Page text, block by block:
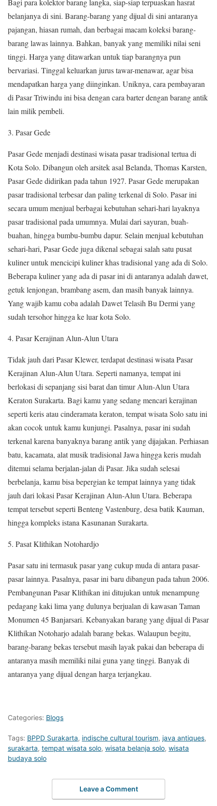
Bagi para kolektor barang langka, siap-siap terpuaskan hasrat
belanjanya di sini. Barang-barang yang dijual di sini antaranya
pajangan, hiasan rumah, dan berbagai macam koleksi barang-
barang lawas lainnya. Bahkan, banyak yang memiliki nilai seni
tinggi. Harga yang ditawarkan untuk tiap barangnya pun
bervariasi. Tinggal keluarkan jurus tawar-menawar, agar bisa
mendapatkan harga yang diinginkan. Uniknya, cara pembayaran
di Pasar Triwindu ini bisa dengan cara barter dengan barang antik
lain milik pembeli.
Pasar Gede
Pasar Gede menjadi destinasi wisata pasar tradisional tertua di
Kota Solo. Dibangun oleh arsitek asal Belanda, Thomas Karsten,
Pasar Gede didirikan pada tahun 1927. Pasar Gede merupakan
pasar tradisional terbesar dan paling terkenal di Solo. Pasar ini
secara umum menjual berbagai kebutuhan sehari-hari layaknya
pasar tradisional pada umumnya. Mulai dari sayuran, buah-
buahan, hingga bumbu-bumbu dapur. Selain menjual kebutuhan
sehari-hari, Pasar Gede juga dikenal sebagai salah satu pusat
kuliner untuk mencicipi kuliner khas tradisional yang ada di Solo.
Beberapa kuliner yang ada di pasar ini di antaranya adalah dawet,
getuk lenjongan, brambang asem, dan masih banyak lainnya.
Yang wajib kamu coba adalah Dawet Telasih Bu Dermi yang
sudah tersohor hingga ke luar kota Solo.
Pasar Kerajinan Alun-Alun Utara
Tidak jauh dari Pasar Klewer, terdapat destinasi wisata Pasar
Kerajinan Alun-Alun Utara. Seperti namanya, tempat ini
berlokasi di sepanjang sisi barat dan timur Alun-Alun Utara
Keraton Surakarta. Bagi kamu yang sedang mencari kerajinan
seperti keris atau cinderamata keraton, tempat wisata Solo satu ini
akan cocok untuk kamu kunjungi. Pasalnya, pasar ini sudah
terkenal karena banyaknya barang antik yang dijajakan. Perhiasan
batu, kacamata, alat musik tradisional Jawa hingga keris mudah
ditemui selama berjalan-jalan di Pasar. Jika sudah selesai
berbelanja, kamu bisa bepergian ke tempat lainnya yang tidak
jauh dari lokasi Pasar Kerajinan Alun-Alun Utara. Beberapa
tempat tersebut seperti Benteng Vastenburg, desa batik Kauman,
hingga kompleks istana Kasunanan Surakarta.
Pasat Klithikan Notohardjo
Pasar satu ini termasuk pasar yang cukup muda di antara pasar-
pasar lainnya. Pasalnya, pasar ini baru dibangun pada tahun 2006.
Pembangunan Pasar Klithikan ini ditujukan untuk menampung
pedagang kaki lima yang dulunya berjualan di kawasan Taman
Monumen 45 Banjarsari. Kebanyakan barang yang dijual di Pasar
Klithikan Notoharjo adalah barang bekas. Walaupun begitu,
barang-barang bekas tersebut masih layak pakai dan beberapa di
antaranya masih memiliki nilai guna yang tinggi. Banyak di
antaranya yang dijual dengan harga terjangkau.
Categories: Blogs
Tags: BPPD Surakarta, indische cultural tourism, java antiques,
surakarta, tempat wisata solo, wisata belanja solo, wisata
budaya solo
Leave a Comment